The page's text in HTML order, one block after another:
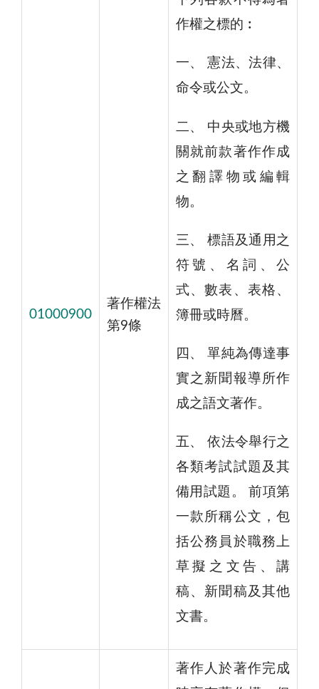
01000900
著作權法
第9條
作權之標的︰
一、 憲法、法律、
命令或公文。
二、 中央或地方機
關就前款著作作成
之翻譯物或編輯
物。
三、 標語及通用之
符號、名詞、公
式、數表、表格、
簿冊或時曆。
四、 單純為傳達事
實之新聞報導所作
成之語文著作。
五、 依法令舉行之
各類考試試題及其
備用試題。 前項第
一款所稱公文，包
括公務員於職務上
草擬之文告、講
稿、新聞稿及其他
文書。
著作人於著作完成